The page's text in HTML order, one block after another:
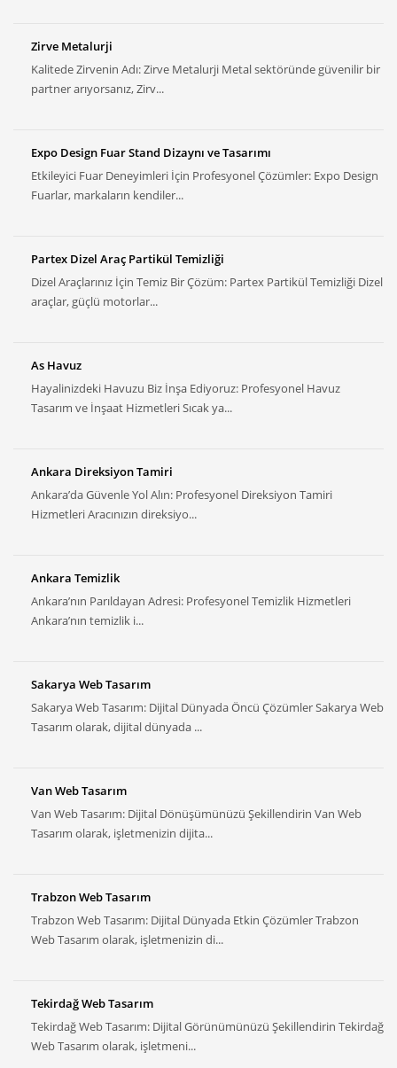
Zirve Metalurji
Kalitede Zirvenin Adı: Zirve Metalurji Metal sektöründe güvenilir bir
partner arıyorsanız, Zirv...
Expo Design Fuar Stand Dizaynı ve Tasarımı
Etkileyici Fuar Deneyimleri İçin Profesyonel Çözümler: Expo Design
Fuarlar, markaların kendiler...
Partex Dizel Araç Partikül Temizliği
Dizel Araçlarınız İçin Temiz Bir Çözüm: Partex Partikül Temizliği Dizel
araçlar, güçlü motorlar...
As Havuz
Hayalinizdeki Havuzu Biz İnşa Ediyoruz: Profesyonel Havuz
Tasarım ve İnşaat Hizmetleri Sıcak ya...
Ankara Direksiyon Tamiri
Ankara’da Güvenle Yol Alın: Profesyonel Direksiyon Tamiri
Hizmetleri Aracınızın direksiyo...
Ankara Temizlik
Ankara’nın Parıldayan Adresi: Profesyonel Temizlik Hizmetleri
Ankara’nın temizlik i...
Sakarya Web Tasarım
Sakarya Web Tasarım: Dijital Dünyada Öncü Çözümler Sakarya Web
Tasarım olarak, dijital dünyada ...
Van Web Tasarım
Van Web Tasarım: Dijital Dönüşümünüzü Şekillendirin Van Web
Tasarım olarak, işletmenizin dijita...
Trabzon Web Tasarım
Trabzon Web Tasarım: Dijital Dünyada Etkin Çözümler Trabzon
Web Tasarım olarak, işletmenizin di...
Tekirdağ Web Tasarım
Tekirdağ Web Tasarım: Dijital Görünümünüzü Şekillendirin Tekirdağ
Web Tasarım olarak, işletmeni...